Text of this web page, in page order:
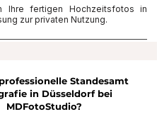
Ihre fertigen Hochzeitsfotos in
zur privaten Nutzung.
Standesamt
in Düsseldorf bei
MDFotoStudio?